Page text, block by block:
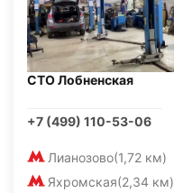
СТО Лобненская
+7 (499) 110-53-06
Лианозово(1,72 км)
Яхромская(2,34 км)